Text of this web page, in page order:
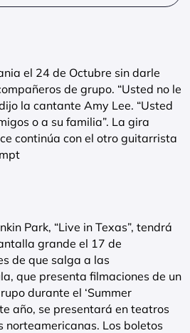
el 24 de Octubre sin darle
de grupo. “Usted no le
la cantante Amy Lee. “Usted
o a su familia”. La gira
continúa con el otro guitarrista
Park, “Live in Texas”, tendrá
grande el 17 de
de que salga a las
que presenta filmaciones de un
durante el ‘Summer
año, se presentará en teatros
norteamericanas. Los boletos